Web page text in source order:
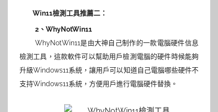
Win11檢測工具推薦二：
2、 WhyNotWin11
WhyNotWin11是由大神自己制作的一款電腦硬件信息
檢測工具，這款軟件可以幫助用戶檢測電腦的硬件時候能夠
升級Windows11系統，讓用戶可以知道自己電腦哪些硬件不
支持Windows11系統，方便用戶進行電腦硬件替換。